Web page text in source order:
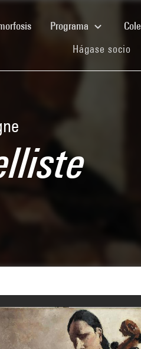
(current)Programa
Hágase socio